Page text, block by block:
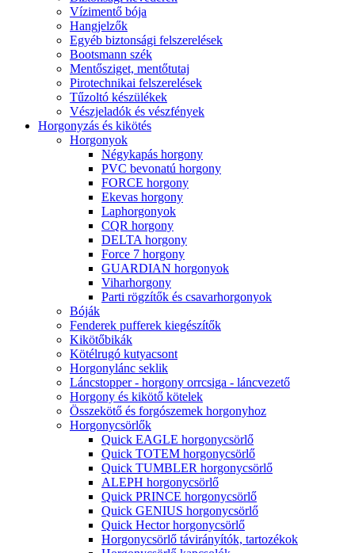
Vízimentő bója
Hangjelzők
Egyéb biztonsági felszerelések
Bootsmann szék
Mentősziget, mentőtutaj
Pirotechnikai felszerelések
Tűzoltó készülékek
Vészjeladók és vészfények
Horgonyzás és kikötés
Horgonyok
Négykapás horgony
PVC bevonatú horgony
FORCE horgony
Ekevas horgony
Laphorgonyok
CQR horgony
DELTA horgony
Force 7 horgony
GUARDIAN horgonyok
Viharhorgony
Parti rögzítők és csavarhorgonyok
Bóják
Fenderek pufferek kiegészítők
Kikötőbikák
Kötélrugó kutyacsont
Horgonylánc seklik
Láncstopper - horgony orrcsiga - láncvezető
Horgony és kikötő kötelek
Összekötő és forgószemek horgonyhoz
Horgonycsörlők
Quick EAGLE horgonycsörlő
Quick TOTEM horgonycsörlő
Quick TUMBLER horgonycsörlő
ALEPH horgonycsörlő
Quick PRINCE horgonycsörlő
Quick GENIUS horgonycsörlő
Quick Hector horgonycsörlő
Horgonycsörlő távirányítók, tartozékok